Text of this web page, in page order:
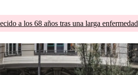
a los 68 años tras una larga enfermedad